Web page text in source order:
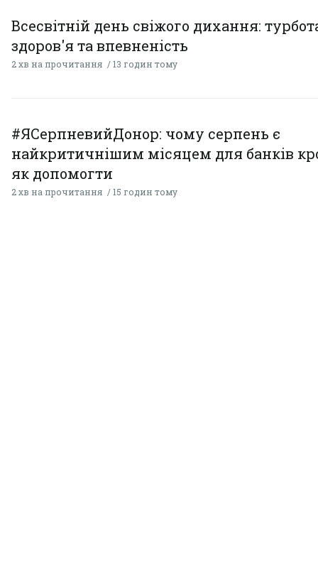
Всесвітній день свіжого дихання:
здоров'я та впевненість
2 хв на прочитання 13 годин тому
#ЯСерпневийДонор: чому серпень є
найкритичнішим місяцем для банків
як допомогти
2 хв на прочитання 15 годин тому